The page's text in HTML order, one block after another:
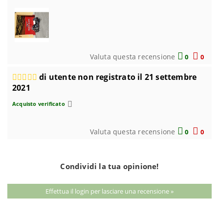
Valuta questa recensione 0 0
di utente non registrato il 21 settembre
2021
Acquisto verificato
Valuta questa recensione 0 0
Condividi la tua opinione!
Effettua il login per lasciare una recensione »